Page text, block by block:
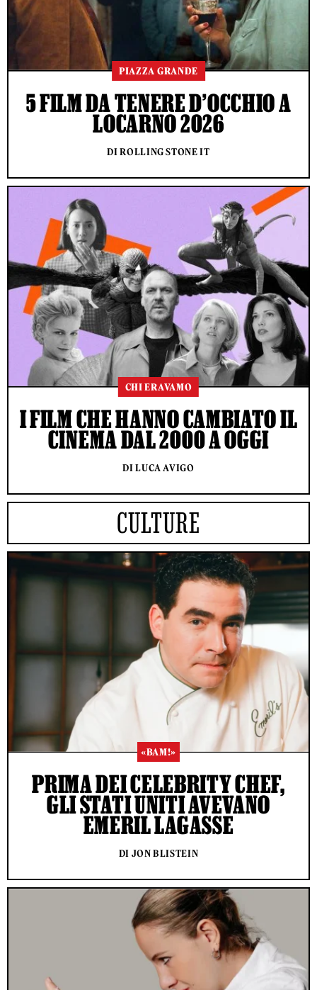
PIAZZA GRANDE
5 FILM DA TENERE D’OCCHIO A
LOCARNO 2026
DI ROLLING STONE IT
CHI ERAVAMO
I FILM CHE HANNO CAMBIATO IL
CINEMA DAL 2000 A OGGI
DI LUCA AVIGO
CULTURE
«BAM!»
PRIMA DEI CELEBRITY CHEF,
GLI STATI UNITI AVEVANO
EMERIL LAGASSE
DI JON BLISTEIN